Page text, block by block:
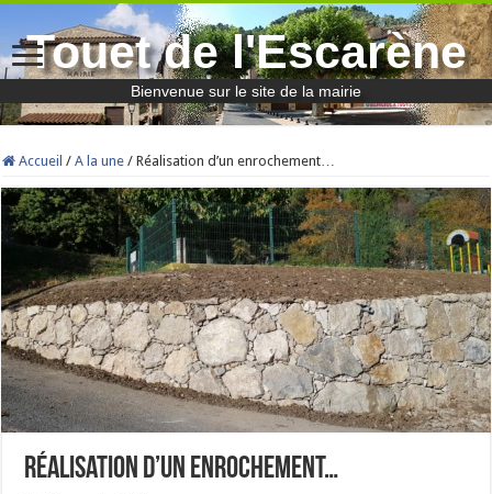
Touet de l'Escarène
Bienvenue sur le site de la mairie
Accueil / A la une / Réalisation d’un enrochement…
Réalisation d’un enrochement…